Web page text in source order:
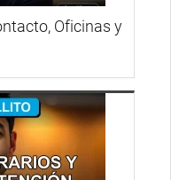
Oficinas y